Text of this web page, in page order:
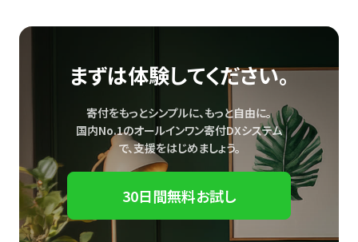
まずは体験してください。
寄付をもっとシンプルに、もっと自由に。
国内No.1のオールインワン寄付DXシステム
で、支援をはじめましょう。
30日間無料お試し